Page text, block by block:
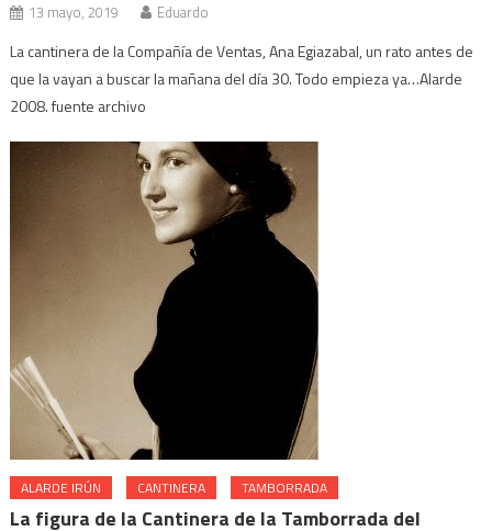
13 mayo, 2019 Eduardo
La cantinera de la Compañía de Ventas, Ana Egiazabal, un rato antes de
que la vayan a buscar la mañana del día 30. Todo empieza ya…Alarde
2008. fuente archivo
ALARDE IRÚN CANTINERA TAMBORRADA
La figura de la Cantinera de la Tamborrada del